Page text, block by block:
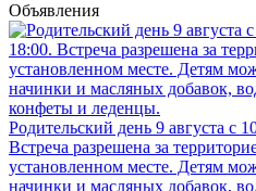
Объявления
Родительский день 9 августа с
Встреча разрешена за
установленном месте. Детям
начинки и масляных добавок,